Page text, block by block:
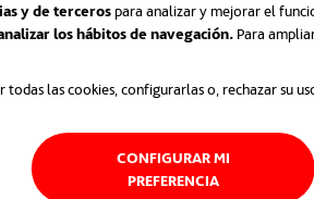
y de tercerospara analizar y mejorar el
los hábitos de navegación.Para
todas las cookies, configurarlas o, rechazar su
CONFIGURAR MI
PREFERENCIA